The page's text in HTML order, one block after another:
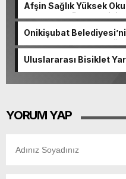
Afşin Sağlık Yüksek
Okulunda görev
Onikişubat
başvurularında son gün
Uluslararası Bisiklet
YORUM YAP